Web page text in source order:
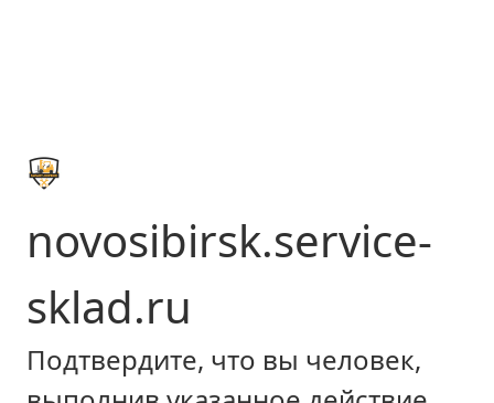
novosibirsk.service-
sklad.ru
Подтвердите, что вы человек,